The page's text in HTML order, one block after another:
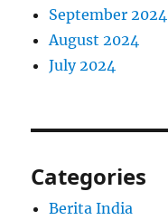
September 2024
August 2024
July 2024
Categories
Berita India